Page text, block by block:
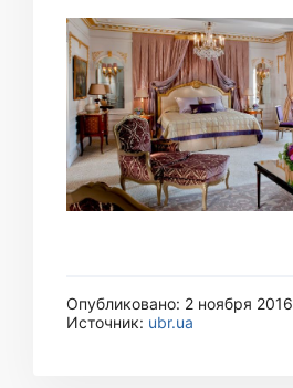
Опубликовано: 2 ноября 2016
Источник: ubr.ua